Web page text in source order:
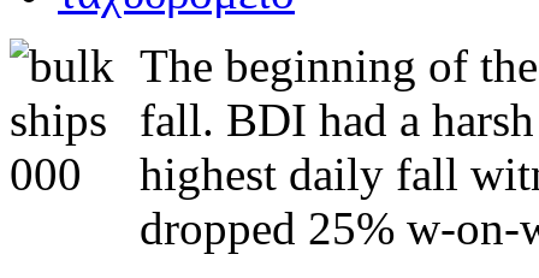
The beginning of
fall. BDI had a
highest daily fall
dropped 25% w-